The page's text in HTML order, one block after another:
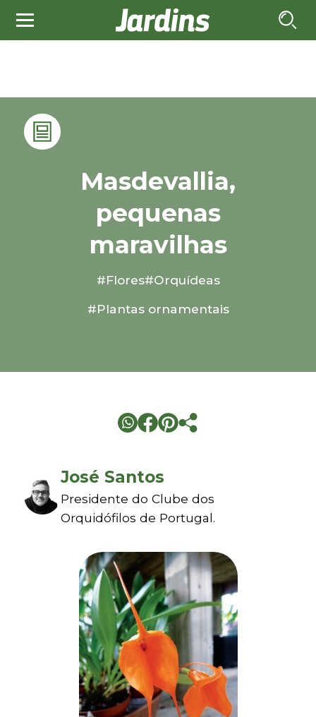
Masdevallia,
pequenas
maravilhas
#Flores#Orquídeas
#Plantas ornamentais
José Santos
Presidente do Clube dos
Orquidófilos de Portugal.